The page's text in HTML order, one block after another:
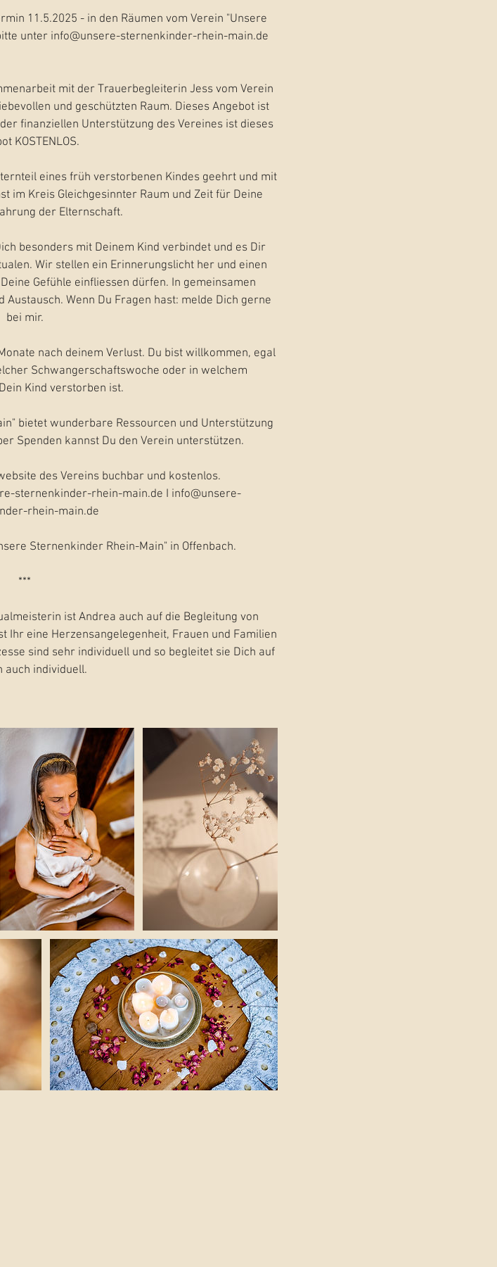
11.5.2025 - in den Räumen vom Verein "Unsere
unter info@unsere-sternenkinder-rhein-main.de
mit der Trauerbegleiterin Jess vom Verein
und geschützten Raum. Dieses Angebot ist
finanziellen Unterstützung des Vereines ist dieses
KOSTENLOS.
eines früh verstorbenen Kindes geehrt und mit
im Kreis Gleichgesinnter Raum und Zeit für Deine
der Elternschaft.
besonders mit Deinem Kind verbindet und es Dir
Wir stellen ein Erinnerungslicht her und einen
Gefühle einfliessen dürfen. In gemeinsamen
Austausch. Wenn Du Fragen hast: melde Dich gerne
bei mir.
nach deinem Verlust. Du bist willkommen, egal
Schwangerschaftswoche oder in welchem
Kind verstorben ist.
bietet wunderbare Ressourcen und Unterstützung
Spenden kannst Du den Verein unterstützen.
des Vereins buchbar und kostenlos.
sternenkinder-rhein-main.de I info@unsere-
rhein-main.de
Sternenkinder Rhein-Main" in Offenbach.
***
ist Andrea auch auf die Begleitung von
Ihr eine Herzensangelegenheit, Frauen und Familien
sind sehr individuell und so begleitet sie Dich auf
auch individuell.